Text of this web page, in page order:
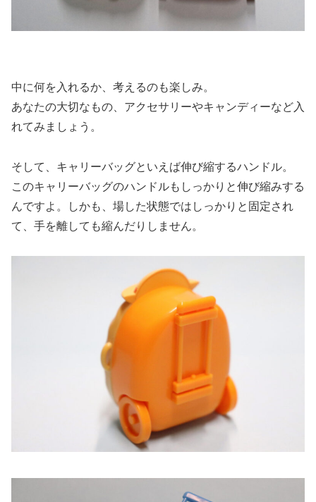
中に何を入れるか、考えるのも楽しみ。
あなたの大切なもの、アクセサリーやキャンディーなど入
れてみましょう。
そして、キャリーバッグといえば伸び縮するハンドル。
このキャリーバッグのハンドルもしっかりと伸び縮みする
んですよ。しかも、場した状態ではしっかりと固定され
て、手を離しても縮んだりしません。